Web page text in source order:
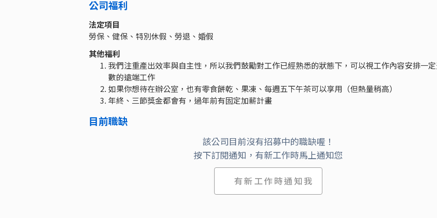
公司福利
法定項目
勞保、健保、特別休假、勞退、婚假
其他福利
我們注重產出效率與自主性，所以我們鼓勵對工作已經熟悉的狀態下，可以視工作內容安排一
數的遠端工作
如果你想待在辦公室，也有零食餅乾、果凍、每週五下午茶可以享用（但熱量稍高）
年終、三節獎金都會有，過年前有固定加薪計畫
目前職缺
該公司目前沒有招募中的職缺喔！
按下訂閱通知，有新工作時馬上通知您
有新工作時通知我